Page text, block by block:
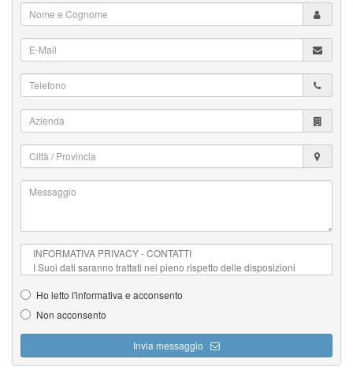
Nome
e
Cognome
E-
Mail
*Telefono
*
Azienda
Città
/
Provincia
Messaggio
Ho letto l'informativa e acconsento
Non acconsento
Invia messaggio